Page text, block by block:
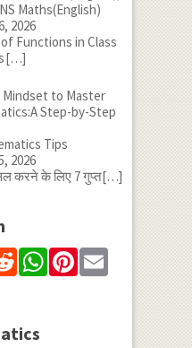
Maths(English)
2026
Functions in Class
[…]
Mindset to Master
Step-by-Step
Tips
2026
करने के लिए 7 गुप्त[…]
Reddit
WhatsApp
Pinterest
Email